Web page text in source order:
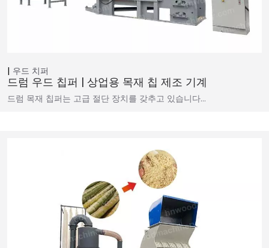
우드 치퍼
드럼 우드 칩퍼 | 상업용 목재 칩 제조 기계
드럼 목재 칩퍼는 고급 절단 장치를 갖추고 있습니다…